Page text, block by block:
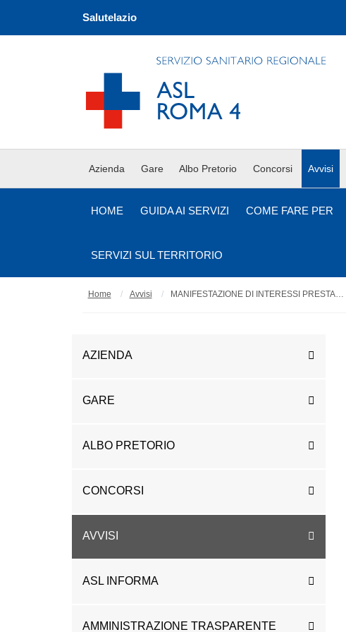
Salutelazio
Azienda Gare Albo Pretorio Concorsi Avvisi
HOME GUIDA AI SERVIZI COME FARE PER
SERVIZI SUL TERRITORIO
Home Avvisi MANIFESTAZIONE DI INTERESSI PRESTAZIONE AGGIUNTIVA RIAPERTURA BANDO: "ABBATTIMENTO LISTE DI ATTESA" RIVOLTA AL PERSONALE AFFERENTE AL DAPSS DELLA ASL ROMA 4"- ANNO 2024
AZIENDA
GARE
ALBO PRETORIO
CONCORSI
AVVISI
ASL INFORMA
AMMINISTRAZIONE TRASPARENTE